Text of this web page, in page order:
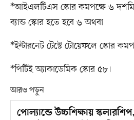
*আইএলটিএস স্কোর কমপক্ষে ৬
ব্যান্ড স্কোর হতে হবে ৬ অথবা
*ইন্টারনেট টেস্টে টোয়েফলে স্কোর
*পিটিই অ্যাকাডেমিক স্কোর ৫৮।
আরও পড়ুন
পোল্যান্ডে উচ্চশিক্ষায়